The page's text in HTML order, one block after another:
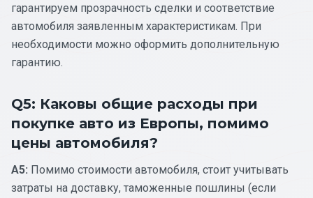
гарантируем прозрачность сделки и соответствие
автомобиля заявленным характеристикам. При
необходимости можно оформить дополнительную
гарантию.
Q5: Каковы общие расходы при
покупке авто из Европы, помимо
цены автомобиля?
A5: Помимо стоимости автомобиля, стоит учитывать
затраты на доставку, таможенные пошлины (если